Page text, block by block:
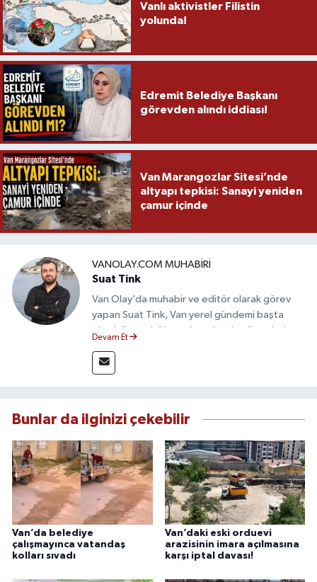
Vanlı aktivistler Filistin
yolunda!
Edremit Belediye Başkanı
görevden alındı iddiası!
Van Marangozlar Sitesi’nde
altyapı tepkisi: Sanayi yeniden
çamur içinde
VANOLAY.COM MUHABIRI
Suat Tink
Van Olay’da muhabir ve editör olarak görev
yapan Suat Tink, Van yerel gündemi başta
olmak üzere bölgesel ve ulusal gelişmeleri
mezunu olan Tink, sahadan edindiği bilgilerle
doğruluk, tarafsızlık ve etik ilkeler
Devam Et
Bunlar da ilginizi çekebilir
Van’da belediye
çalışmayınca vatandaş
kolları sıvadı
Van’daki eski orduevi
arazisinin imara açılmasına
karşı iptal davası!